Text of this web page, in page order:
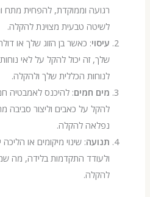
רגועה וממוקדת, להפחית מתח ותפיסת
לשיטה טבעית מצוינת להקלה.
: כאשר בן הזוג שלך או דולה מעסה
שלך, זה יכול להקל על לאי נוחות
לנוחות הכללית שלך ולהקלה.
מים חמים: להיכנס לאמבטיה חמה או
להקל על כאבים וליצור סביבה מרגיעה,
נפלאה להקלה.
: שינוי מיקומים או הליכה יכולים
ולעודד התקדמות בלידה, מה שמציע דרך